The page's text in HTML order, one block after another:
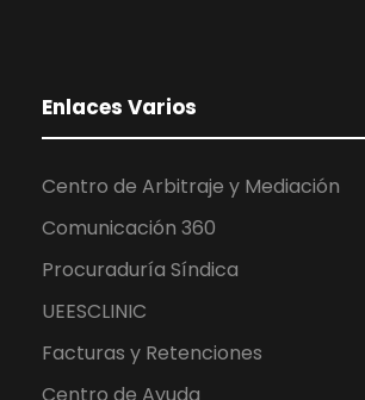
Enlaces Varios
Centro de Arbitraje y Mediación
Comunicación 360
Procuraduría Síndica
UEESCLINIC
Facturas y Retenciones